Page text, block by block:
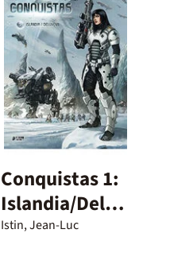
Conquistas 1:
Islandia/Deluv
enn
Istin, Jean-Luc